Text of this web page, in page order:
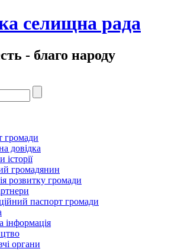
селищна рада
- благо народу
громади
довідка
громадянин
розвитку громади
паспорт громади
інформація
органи